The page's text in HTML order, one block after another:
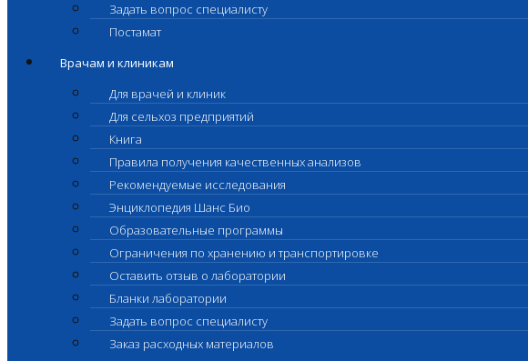
Задать вопрос специалисту
Постамат
Врачам и клиникам
Для врачей и клиник
Для сельхоз предприятий
Книга
Правила получения качественных анализов
Рекомендуемые исследования
Энциклопедия Шанс Био
Образовательные программы
Ограничения по хранению и транспортировке
Оставить отзыв о лаборатории
Бланки лаборатории
Задать вопрос специалисту
Заказ расходных материалов